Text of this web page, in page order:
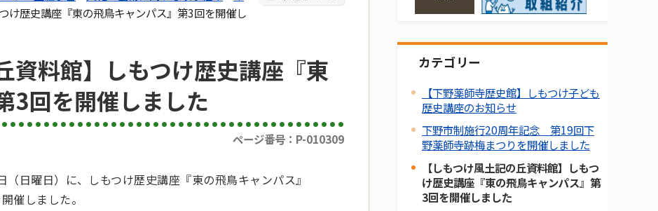
け歴史講座『東の飛鳥キャンパス』第3回を開催し
資料館】しもつけ歴史講座『東
3回を開催しました
ページ番号：P-010309
日曜日）に、しもつけ歴史講座『東の飛鳥キャンパス』
催しました。
カテゴリー
【下野薬師寺歴史館】しもつけ子ども
歴史講座のお知らせ
下野市制施行20周年記念 第19回下
野薬師寺跡梅まつりを開催しました
【しもつけ風土記の丘資料館】しもつ
け歴史講座『東の飛鳥キャンパス』第
3回を開催しました